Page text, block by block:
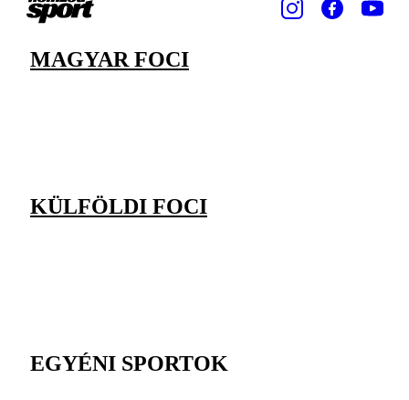
MAGYAR FOCI
KÜLFÖLDI FOCI
EGYÉNI SPORTOK